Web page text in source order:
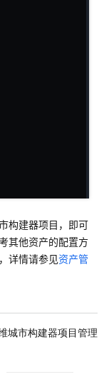
构建器项目，即可
其他资产的配置方
详情请参见资产管
城市构建器项目管理